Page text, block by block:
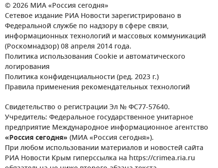
© 2026 МИА «Россия сегодня»
Сетевое издание РИА Новости зарегистрировано в
Федеральной службе по надзору в сфере связи,
информационных технологий и массовых коммуникаций
(Роскомнадзор) 08 апреля 2014 года.
Политика использования Cookie и автоматического
логирования
Политика конфиденциальности (ред. 2023 г.)
Правила применения рекомендательных технологий
Свидетельство о регистрации Эл № ФС77-57640.
Учредитель: Федеральное государственное унитарное
предприятие Международное информационное агентство
«Россия сегодня» (МИА «Россия сегодня»).
При любом использовании материалов и новостей сайта
РИА Новости Крым гиперссылка на https://crimea.ria.ru